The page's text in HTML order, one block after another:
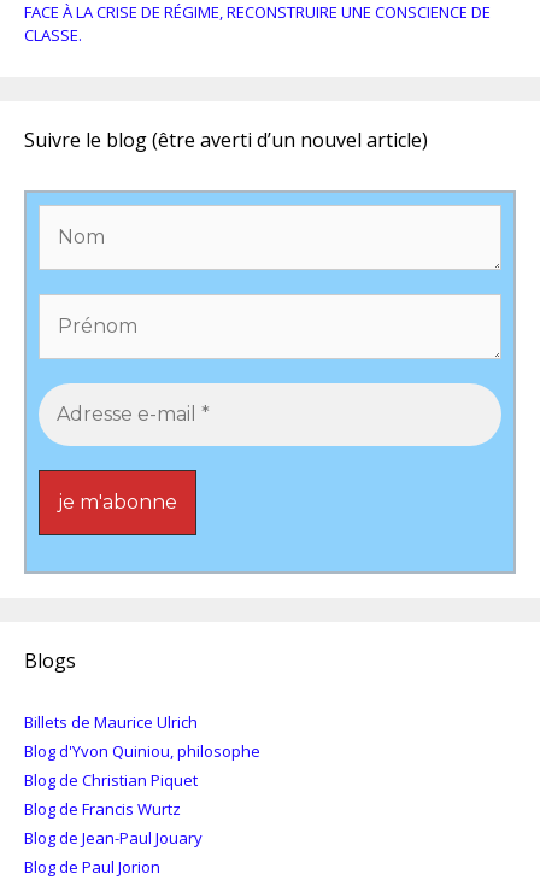
FACE À LA CRISE DE RÉGIME, RECONSTRUIRE UNE CONSCIENCE DE
CLASSE.
Suivre le blog (être averti d’un nouvel article)
Blogs
Billets de Maurice Ulrich
Blog d'Yvon Quiniou, philosophe
Blog de Christian Piquet
Blog de Francis Wurtz
Blog de Jean-Paul Jouary
Blog de Paul Jorion